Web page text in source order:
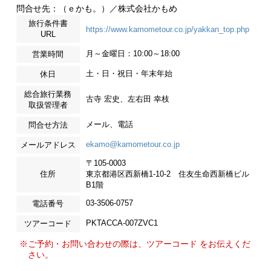
問合せ先：（ｅかも。）／株式会社かもめ
旅行条件書
URL
https://www.kamometour.co.jp/yakkan_top.php
営業時間 月～金曜日：10:00～18:00
休日 土・日・祝日・年末年始
総合旅行業務
取扱管理者
古寺 宏史、左右田 幸枝
問合せ方法 メール、電話
メールアドレス ekamo@kamometour.co.jp
住所
〒105-0003
東京都港区西新橋1-10-2 住友生命西新橋ビル
B1階
電話番号 03-3506-0757
ツアーコード PKTACCA-007ZVC1
※ご予約・お問い合わせの際は、ツアーコード をお伝えくだ
さい。